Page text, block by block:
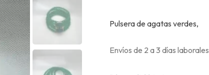
Pulsera de agatas verdes,
Envíos de 2 a 3 días laborales